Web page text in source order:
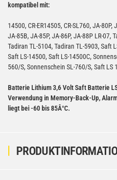
kompatibel mit:
14500, CR-ER14505, CR-SL760, JA-
JA-85B, JA-85P, JA-86P, JA-88P LR-07,
Tadiran TL-5104, Tadiran TL-5903, Saft
Saft LS-14500, Saft LS-14500C,
560/S, Sonnenschein SL-760/S, Saft LS
Batterie Lithium 3,6 Volt Saft Batterie
Verwendung in Memory-Back-Up,
liegt bei -60 bis 85Â°C.